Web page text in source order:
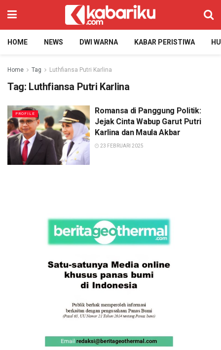
HOME NEWS DWI WARNA KABAR PERISTIWA
Home Tag Luthfiansa Putri Karlina
Tag: Luthfiansa Putri Karlina
PROFILE
Romansa di Panggung Politik:
Jejak Cinta Wabup Garut Putri
Karlina dan Maula Akbar
23 FEBRUARI 2025